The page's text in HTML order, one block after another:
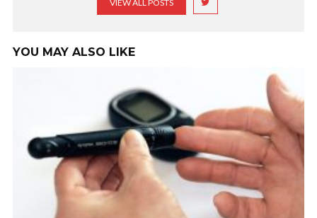
VIEW ALL POSTS
YOU MAY ALSO LIKE